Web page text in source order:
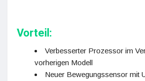
Vorteil:
Verbesserter Prozessor im
vorherigen Modell
Neuer Bewegungssensor mit